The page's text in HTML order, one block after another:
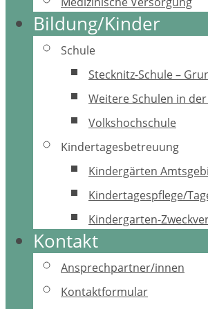
Bildung/Kinder
Schule
Stecknitz-Schule –
Weitere Schulen in
Volkshochschule
Kindertagesbetreuung
Kindergärten
Kindertagespflege/
Kindergarten-
Kontakt
Ansprechpartner/innen
Kontaktformular